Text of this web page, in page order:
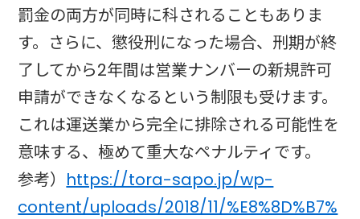
罰金の両方が同時に科されることもありま
す。さらに、懲役刑になった場合、刑期が終
了してから2年間は営業ナンバーの新規許可
申請ができなくなるという制限も受けます。
これは運送業から完全に排除される可能性を
意味する、極めて重大なペナルティです。
参考） https://tora-sapo.jp/wp-
content/uploads/2018/11/%E8%8D%B7%